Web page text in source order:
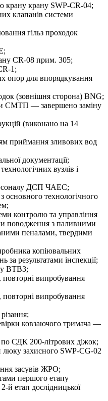
крану крану SWP-CR-04;
клапанів системи
гільз проходок
CR-08 прим. 305;
1;
опор для впорядкування
(зовнішня сторона) BNG;
СМТП — завершено заміну
(виконано на 14
приймання зливових вод
документації;
вузлів і
ДСП ЧАЕС;
основного технологічного
контролю та управління
поводження з паливними
пеналами, твердими
копіювальних
за результатами інспекції;
ВТВЗ;
випробування
випробування
ковзаючого тримача —
СДК 200-літрових діжок;
люку захисного SWP-CG-02
засувів ЖРО;
першого етапу
й етап дослідницької